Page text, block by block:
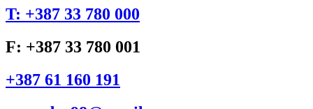
T: +387 33 780 000
F: +387 33 780 001
+387 61 160 191